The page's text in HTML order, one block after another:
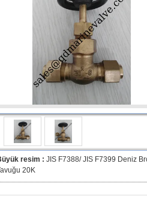
resim : JIS F7388/ JIS F7399 Deniz
20K